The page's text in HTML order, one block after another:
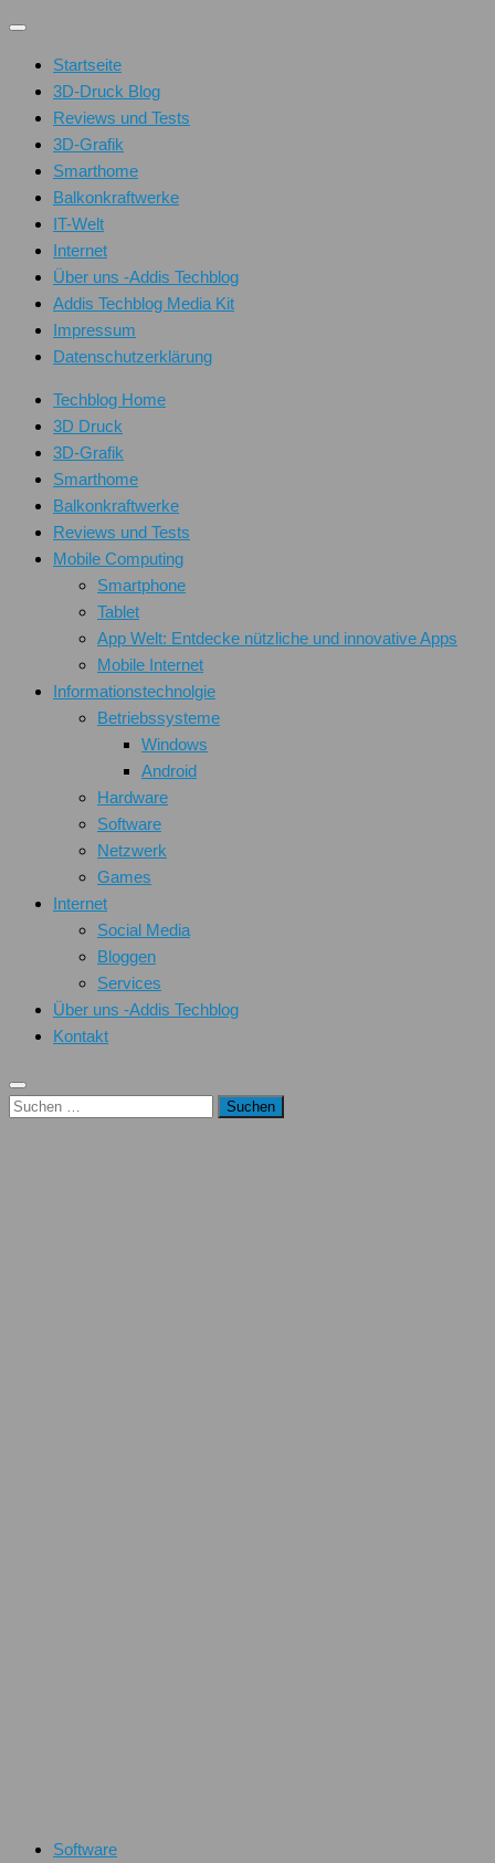
Unter
Inhalt
Startseite
3D-Druck Blog
Reviews und Tests
3D-Grafik
Smarthome
Balkonkraftwerke
IT-Welt
Internet
Über uns -Addis Techblog
Addis Techblog Media Kit
Impressum
Datenschutzerklärung
Techblog Home
3D Druck
3D-Grafik
Smarthome
Balkonkraftwerke
Reviews und Tests
Mobile Computing
Smartphone
Tablet
App Welt: Entdecke nützliche und innovative Apps
Mobile Internet
Informationstechnolgie
Betriebssysteme
Windows
Android
Hardware
Software
Netzwerk
Games
Internet
Social Media
Bloggen
Services
Über uns -Addis Techblog
Kontakt
Suchen
Software